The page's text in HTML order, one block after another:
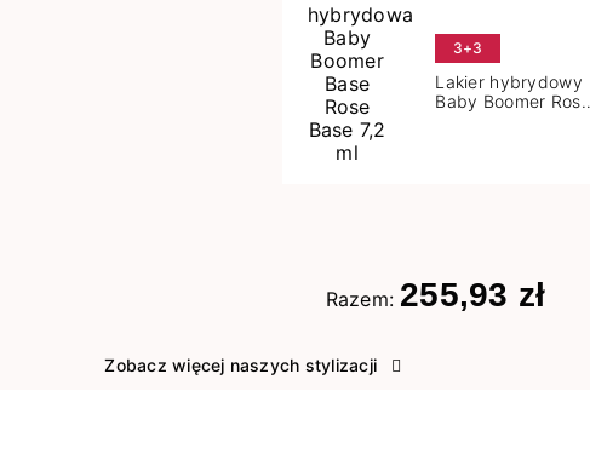
3+3
Lakier hybrydowy
Baby Boomer Rose
Razem: 255,93 zł
Zobacz więcej naszych stylizacji